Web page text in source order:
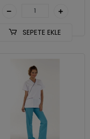
SEPETE EKLE